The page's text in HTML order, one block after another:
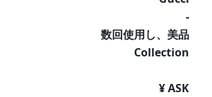
-
数回使用し、美品
Collection
¥ ASK